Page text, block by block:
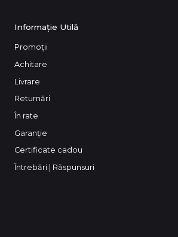
Informație Utilă
Promoții
Achitare
Livrare
Returnări
În rate
Garanție
Certificate cadou
Întrebări | Răspunsuri